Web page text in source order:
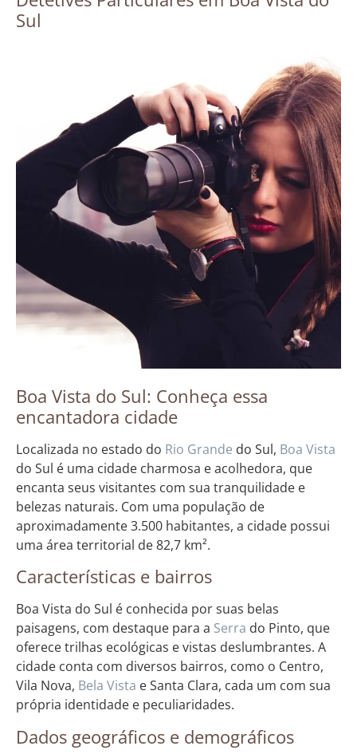
Sul
Boa Vista do Sul: Conheça essa
encantadora cidade
Localizada no estado do Rio Grande do Sul, Boa Vista
do Sul é uma cidade charmosa e acolhedora, que
encanta seus visitantes com sua tranquilidade e
belezas naturais. Com uma população de
aproximadamente 3.500 habitantes, a cidade possui
uma área territorial de 82,7 km².
Características e bairros
Boa Vista do Sul é conhecida por suas belas
paisagens, com destaque para a Serra do Pinto, que
oferece trilhas ecológicas e vistas deslumbrantes. A
cidade conta com diversos bairros, como o Centro,
Vila Nova, Bela Vista e Santa Clara, cada um com sua
própria identidade e peculiaridades.
Dados geográficos e demográficos